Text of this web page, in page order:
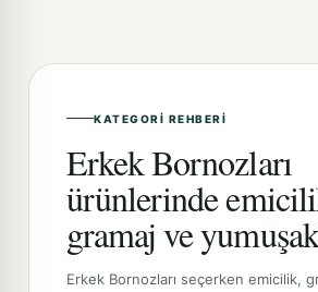
KATEGORI REHBERI
Erkek Bornozları
ürünlerinde
gramaj ve
Erkek Bornozları seçerken emicilik,